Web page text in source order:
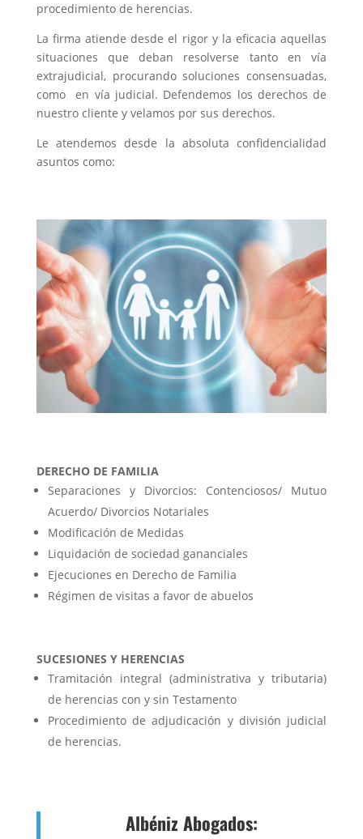
procedimiento de herencias.
La firma atiende desde el rigor y la eficacia aquellas
situaciones que deban resolverse tanto en vía
extrajudicial, procurando soluciones consensuadas,
como en vía judicial. Defendemos los derechos de
nuestro cliente y velamos por sus derechos.
Le atendemos desde la absoluta confidencialidad
asuntos como:
DERECHO DE FAMILIA
Separaciones y Divorcios: Contenciosos/ Mutuo
Acuerdo/ Divorcios Notariales
Modificación de Medidas
Liquidación de sociedad gananciales
Ejecuciones en Derecho de Familia
Régimen de visitas a favor de abuelos
SUCESIONES Y HERENCIAS
Tramitación integral (administrativa y tributaria)
de herencias con y sin Testamento
Procedimiento de adjudicación y división judicial
de herencias.
Albéniz Abogados: